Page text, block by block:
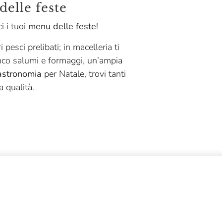
feste
i tuoi menu delle feste!
pesci prelibati; in macelleria ti
salumi e formaggi, un’ampia
per Natale, trovi tanti
qualità.